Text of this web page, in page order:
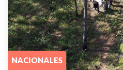
NACIONALES